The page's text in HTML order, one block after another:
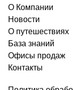
О Компании
Новости
О путешествиях
База знаний
Офисы продаж
Контакты